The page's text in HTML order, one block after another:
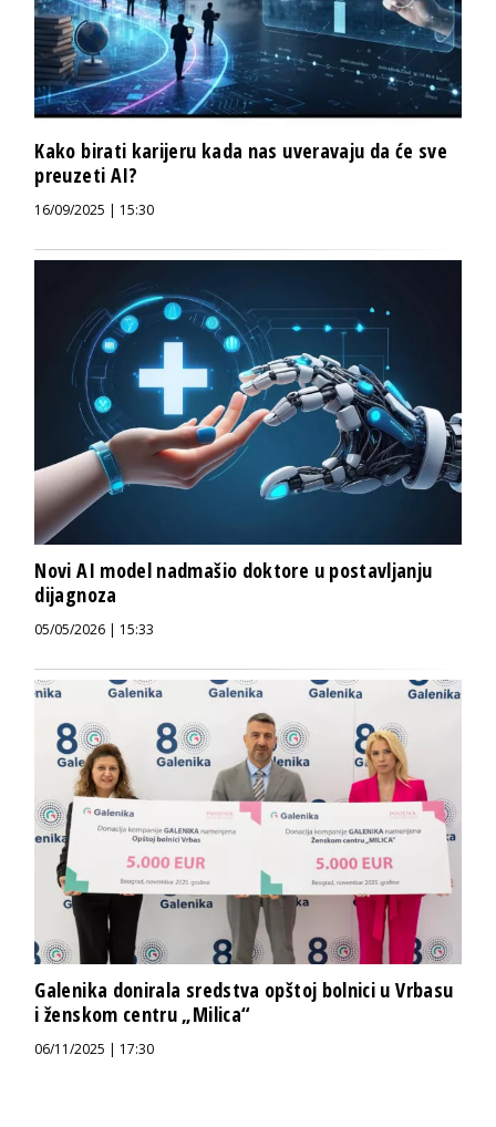
Kako birati karijeru kada nas uveravaju da će sve
preuzeti AI?
16/09/2025 | 15:30
Novi AI model nadmašio doktore u postavljanju
dijagnoza
05/05/2026 | 15:33
Galenika donirala sredstva opštoj bolnici u Vrbasu
i ženskom centru „Milica“
06/11/2025 | 17:30